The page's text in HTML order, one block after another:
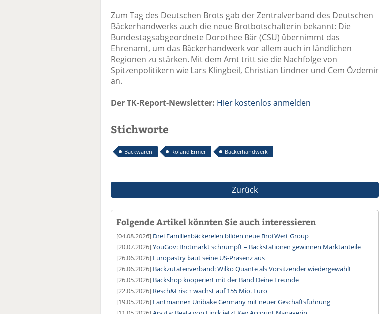
Zum Tag des Deutschen Brots gab der Zentralverband des Deutschen
Bäckerhandwerks auch die neue Brotbotschafterin bekannt: Die
Bundestagsabgeordnete Dorothee Bär (CSU) übernimmt das
Ehrenamt, um das Bäckerhandwerk vor allem auch in ländlichen
Regionen zu stärken. Mit dem Amt tritt sie die Nachfolge von
Spitzenpolitikern wie Lars Klingbeil, Christian Lindner und Cem Özdemir
an.
Der TK-Report-Newsletter: Hier kostenlos anmelden
Stichworte
Backwaren Roland Ermer Bäckerhandwerk
Zurück
Folgende Artikel könnten Sie auch interessieren
[04.08.2026] Drei Familienbäckereien bilden neue BrotWert Group
[20.07.2026]YouGov: Brotmarkt schrumpft – Backstationen gewinnen Marktanteile
[26.06.2026] Europastry baut seine US-Präsenz aus
[26.06.2026] Backzutatenverband: Wilko Quante als Vorsitzender wiedergewählt
[26.05.2026] Backshop kooperiert mit der Band Deine Freunde
[22.05.2026] Resch&Frisch wächst auf 155 Mio. Euro
[19.05.2026] Lantmännen Unibake Germany mit neuer Geschäftsführung